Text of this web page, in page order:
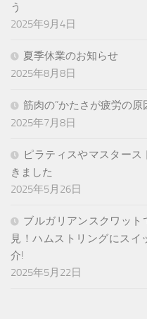
う
2025年9月4日
夏季休業のお知らせ
2025年8月8日
筋肉の”かたさが疲労の原
2025年7月8日
ピラティスやマスター
きました
2025年5月26日
ブルガリアンスクワッ
見！ハムストリングにス
介!
2025年5月22日